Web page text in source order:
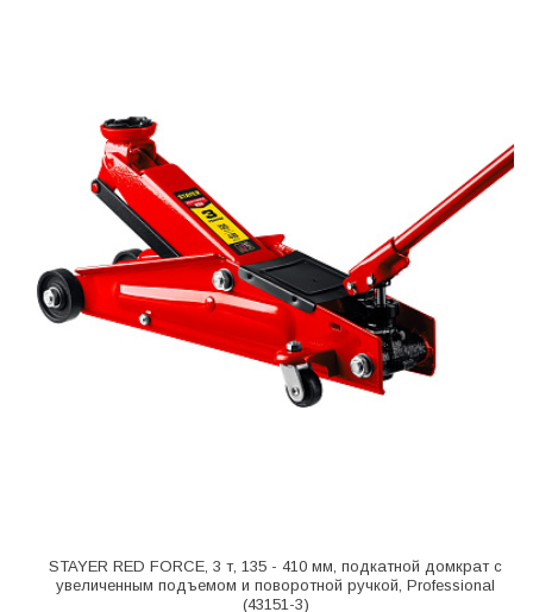
STAYER RED FORCE, 3 т, 135 - 410 мм, подкатной домкрат с
увеличенным подъемом и поворотной ручкой, Professional
(43151-3)